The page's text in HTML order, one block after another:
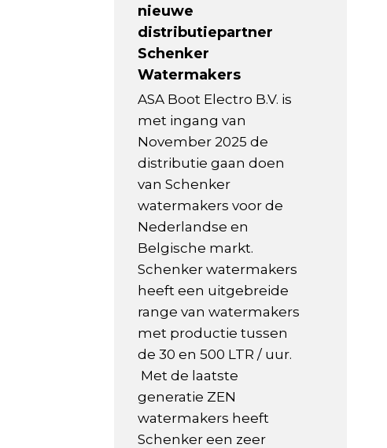
nieuwe
distributiepartner
Schenker
Watermakers
ASA Boot Electro B.V. is
met ingang van
November 2025 de
distributie gaan doen
van Schenker
watermakers voor de
Nederlandse en
Belgische markt.
Schenker watermakers
heeft een uitgebreide
range van watermakers
met productie tussen
de 30 en 500 LTR / uur.
Met de laatste
generatie ZEN
watermakers heeft
Schenker een zeer